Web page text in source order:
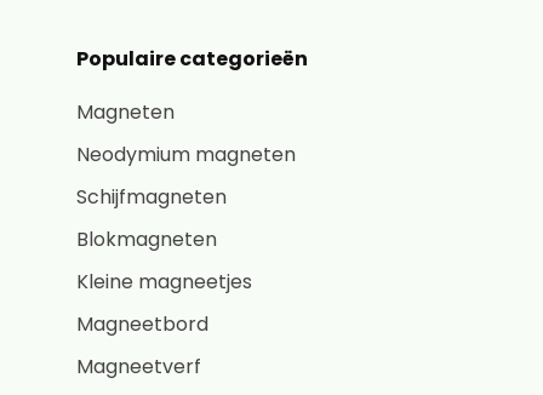
Populaire categorieën
Magneten
Neodymium magneten
Schijfmagneten
Blokmagneten
Kleine magneetjes
Magneetbord
Magneetverf